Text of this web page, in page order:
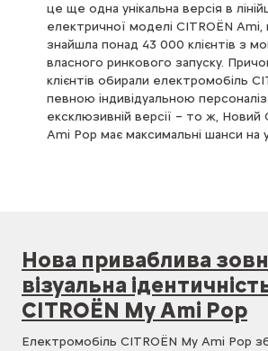
це ще одна унікальна версія в
електричної моделі CITROЁN
знайшла понад 43 000 клієнтів з
власного ринкового запуску.
клієнтів обирали електромобіль
певною індивідуальною
ексклюзивній версії – то ж, Новий
Ami Pop має максимальні шанси на
Нова приваблива
візуальна
CITROЁN My Ami Pop
Електромобіль CITROЁN My Ami Pop